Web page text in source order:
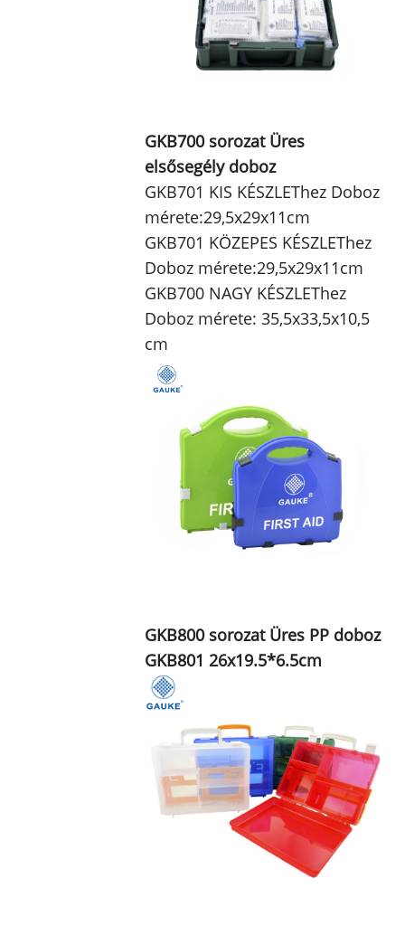
GKB700 sorozat Üres
elsősegély doboz
GKB701 KIS KÉSZLEThez Doboz
mérete:29,5x29x11cm
GKB701 KÖZEPES KÉSZLEThez
Doboz mérete:29,5x29x11cm
GKB700 NAGY KÉSZLEThez
Doboz mérete: 35,5x33,5x10,5
cm
GKB800 sorozat Üres PP doboz
GKB801 26x19.5*6.5cm